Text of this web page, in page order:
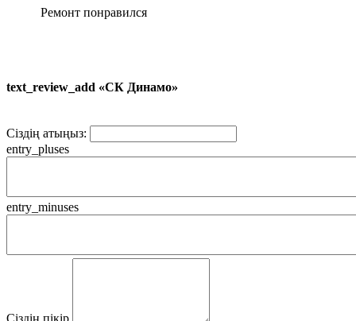
Ремонт понравился
text_review_add «СК Динамо»
Сіздің атыңыз:
entry_pluses
entry_minuses